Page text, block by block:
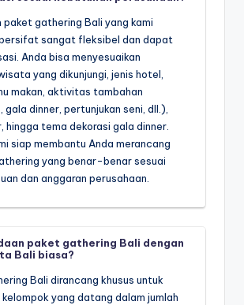
paket gathering Bali yang kami
sangat fleksibel dan dapat
Anda bisa menyesuaikan
yang dikunjungi, jenis hotel,
makan, aktivitas tambahan
gala dinner, pertunjukan seni, dll.),
hingga tema dekorasi gala dinner.
siap membantu Anda merancang
yang benar-benar sesuai
dan anggaran perusahaan.
paket gathering Bali dengan
Bali biasa?
Bali dirancang khusus untuk
yang datang dalam jumlah